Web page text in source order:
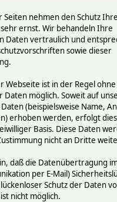
Seiten nehmen den Schutz
ernst. Wir behandeln Ihre
Daten vertraulich und
sowie dieser
Webseite ist in der Regel
möglich. Soweit auf
(beispielsweise Name,
erhoben werden, erfolgt
Basis. Diese Daten
nicht an Dritte
daß die Datenübertragung
per E-Mail)
Schutz der Daten
nicht möglich.